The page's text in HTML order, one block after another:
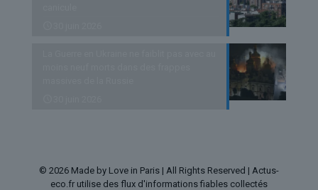
© 2026 Made by Love in Paris | All Rights Reserved | Actus-
eco.fr utilise des flux d'informations fiables collectés